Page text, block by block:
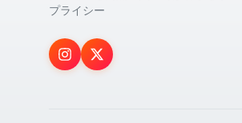
プライシー